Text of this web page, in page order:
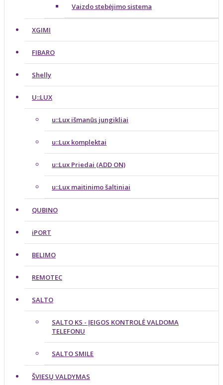
Vaizdo stebėjimo sistema
XGIMI
FIBARO
Shelly
U::LUX
u::Lux išmanūs jungikliai
u::Lux komplektai
u::Lux Priedai (ADD ON)
u::Lux maitinimo šaltiniai
QUBINO
iPORT
BELIMO
REMOTEC
SALTO
SALTO KS - ĮEIGOS KONTROLĖ VALDOMA
TELEFONU
SALTO SMILE
ŠVIESŲ VALDYMAS